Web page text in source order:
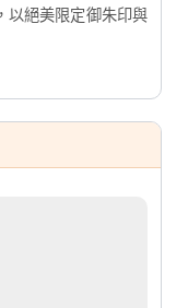
以絕美限定御朱印與